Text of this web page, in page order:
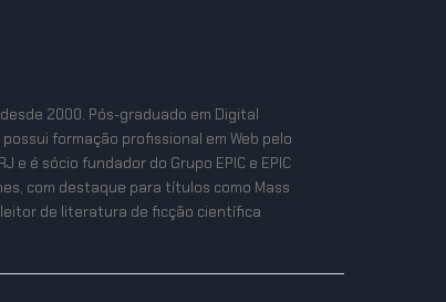
2000. Pós-graduado em Digital
possui formação profissional em Web pelo
e é sócio fundador do Grupo EPIC e EPIC
com destaque para títulos como Mass
leitor de literatura de ficção científica